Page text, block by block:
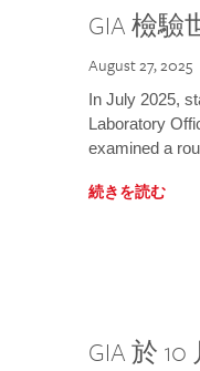
GIA 檢驗
August 27, 2025
In July 2025,
Laboratory
examined a
続きを読む
GIA 於